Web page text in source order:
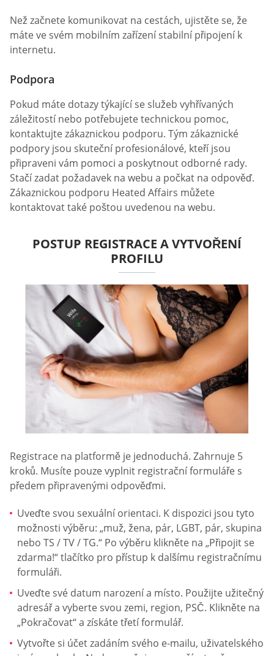
Než začnete komunikovat na cestách, ujistěte se, že
máte ve svém mobilním zařízení stabilní připojení k
internetu.
Podpora
Pokud máte dotazy týkající se služeb vyhřívaných
záležitostí nebo potřebujete technickou pomoc,
kontaktujte zákaznickou podporu. Tým zákaznické
podpory jsou skuteční profesionálové, kteří jsou
připraveni vám pomoci a poskytnout odborné rady.
Stačí zadat požadavek na webu a počkat na odpověď.
Zákaznickou podporu Heated Affairs můžete
kontaktovat také poštou uvedenou na webu.
POSTUP REGISTRACE A VYTVOŘENÍ
PROFILU
Registrace na platformě je jednoduchá. Zahrnuje 5
kroků. Musíte pouze vyplnit registrační formuláře s
předem připravenými odpověďmi.
Uveďte svou sexuální orientaci. K dispozici jsou tyto
možnosti výběru: „muž, žena, pár, LGBT, pár, skupina
nebo TS / TV / TG.“ Po výběru klikněte na „Připojit se
zdarma!“ tlačítko pro přístup k dalšímu registračnímu
formuláři.
Uveďte své datum narození a místo. Použijte užitečný
adresář a vyberte svou zemi, region, PSČ. Klikněte na
„Pokračovat“ a získáte třetí formulář.
Vytvořte si účet zadáním svého e-mailu, uživatelského